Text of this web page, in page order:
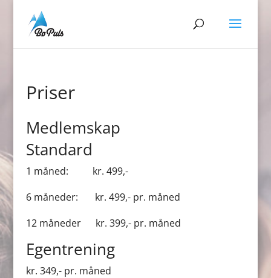
Priser
Medlemskap
Standard
1 måned: kr. 499,-
6 måneder: kr. 499,- pr. måned
12 måneder kr. 399,- pr. måned
Egentrening
kr. 349,- pr. måned